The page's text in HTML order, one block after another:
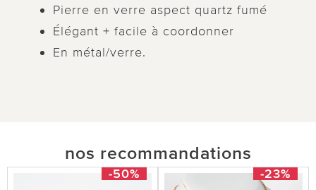
Pierre en verre aspect quartz fumé
Élégant + facile à coordonner
En métal/verre.
nos recommandations
-50% -23%